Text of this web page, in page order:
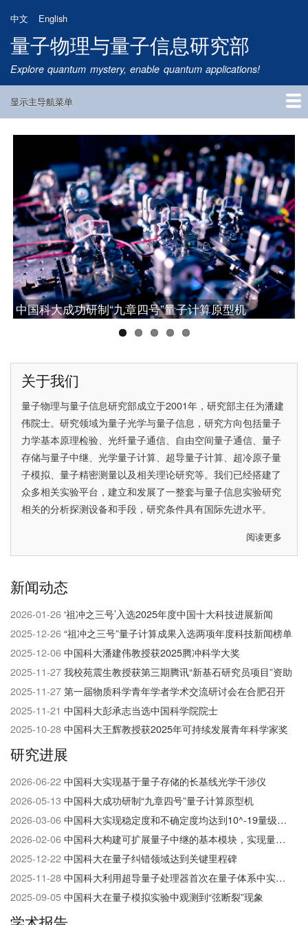
到
主
要
内
中文 English
量子物理与量子信息研究部
Explore quantum mystery, enable quantum applications!
Main
显示主导航菜单
首页
研究方向
量子卫星
团队成员
新闻动态
研究进展
学术报告
论文发表
公告通知
招生信息
相关链接
中国科大成功研制“九章四号”量子计算原型机
中国科大构建可扩展量子中继的基本模块，实现量子
网络研究的重大突破
中国科大潘建伟教授获2025腾冲科学大奖
中国科大彭承志当选中国科学院院士
中国科大首次实现无漏洞Hardy佯谬检验
关于我们
量子物理与量子信息研究部成立于2001年，研究部主任为潘建
伟院士。研究领域为量子光学与量子信息，研究方向包括量子
力学基本原理检验、光纤量子通信、自由空间量子通信、量子
存储与量子中继、光学量子计算、超导量子计算、超冷原子量
子模拟、量子精密测量以及相关理论研究等。我们已经搭建了
众多相关实验平台，建立和发展了一整套与量子信息实验研究
相关的分析探测设备和手段，研究条件具有国际先进水平。
阅读更多
于
新闻动态
2026-01-26 ‘祖冲之三号’入选2025年度中国十大科技进展新闻
2025-12-26“祖冲之三号”量子计算成果入选两项年度科技新闻榜单
2025-12-06中国科大潘建伟教授获2025腾冲科学大奖
2025-11-27我校苑震生教授获第三期腾讯“新基石研究员项目”资助
2025-11-27第一届物质科学青年学者学术交流研讨会在合肥召开
2025-11-21 中国科大彭承志当选中国科学院院士
2025-10-28中国科大王辉教授获2025年可持续发展青年科学家奖
研究进展
2026-06-22中国科大实现基于量子存储的长基线光学干涉仪
2026-05-13 中国科大成功研制“九章四号”量子计算原型机
2026-03-06中国科大实现稳定度和不确定度均达到10^-19​量级的光钟
2026-02-06中国科大构建可扩展量子中继的基本模块，实现量子网络研究的重大突破
2025-12-22中国科大在量子纠错领域达到关键里程碑
2025-11-28中国科大利用超导量子处理器首次在量子体系中实现并探测高阶非平衡拓扑相
2025-09-05中国科大在量子模拟实验中观测到“弦断裂”现象